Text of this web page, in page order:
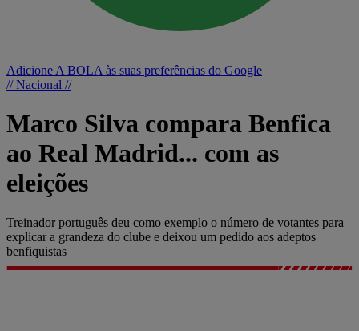
Adicione A BOLA às suas preferências do Google
// Nacional //
Marco Silva compara Benfica
ao Real Madrid... com as
eleições
Treinador português deu como exemplo o número de votantes para
explicar a grandeza do clube e deixou um pedido aos adeptos
benfiquistas